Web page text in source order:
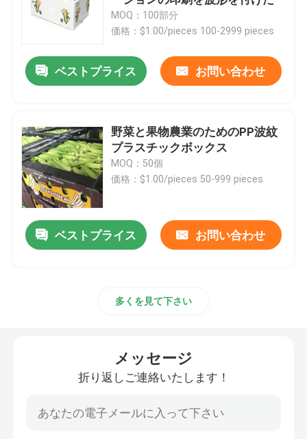
PPはシートを波形を付けた
リサイクルされた波形のプラスチック シート
コルフルートシート
波形のプラスチック カバー
波形のプラスチック包装箱
PPは箱を波形を付けた
PPの蜜蜂の巣のパネル
MOQ：100部分
価格：$1.00/pieces 100-2999 pieces
ベストプライス お問い合わせ
野菜と果物農業のためのPP波紋
プラスチックボックス
MOQ：50個
価格：$1.00/pieces 50-999 pieces
ベストプライス お問い合わせ
多くを見て下さい
メッセージ
折り返しご連絡いたします！